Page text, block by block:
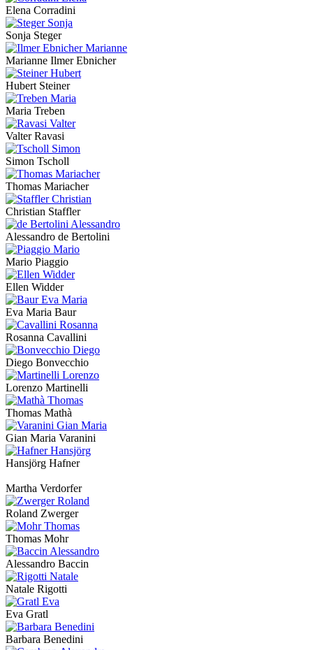
Elena Corradini
Sonja Steger
Marianne Ilmer Ebnicher
Hubert Steiner
Maria Treben
Valter Ravasi
Simon Tscholl
Thomas Mariacher
Christian Staffler
Alessandro de Bertolini
Mario Piaggio
Ellen Widder
Eva Maria Baur
Rosanna Cavallini
Diego Bonvecchio
Lorenzo Martinelli
Thomas Mathà
Gian Maria Varanini
Hansjörg Hafner
Martha Verdorfer
Roland Zwerger
Thomas Mohr
Alessandro Baccin
Natale Rigotti
Eva Gratl
Barbara Benedini